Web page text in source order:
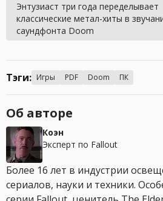
Энтузиаст три года переделывает
классические метал-хиты в
саундфонта Doom
Тэги: Игры PDF Doom ПК
Об авторе
Коэн
Эксперт по Fallout
Более 16 лет в индустрии
сериалов, науки и техники.